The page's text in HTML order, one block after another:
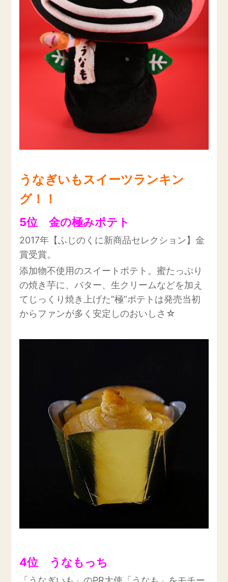
うなぎいもスイーツランキン
グ！！
5位 金の極みポテト
2017年【ふじのくに新商品セレクション】金
賞受賞。
添加物不使用のスイートポテト。蜜たっぷり
の焼き芋に、バター、生クリームなどを加え
てじっくり焼き上げた”極”ポテトは発売当初
からファンが多く安定しのおいしさ☆
4位 うなもっち